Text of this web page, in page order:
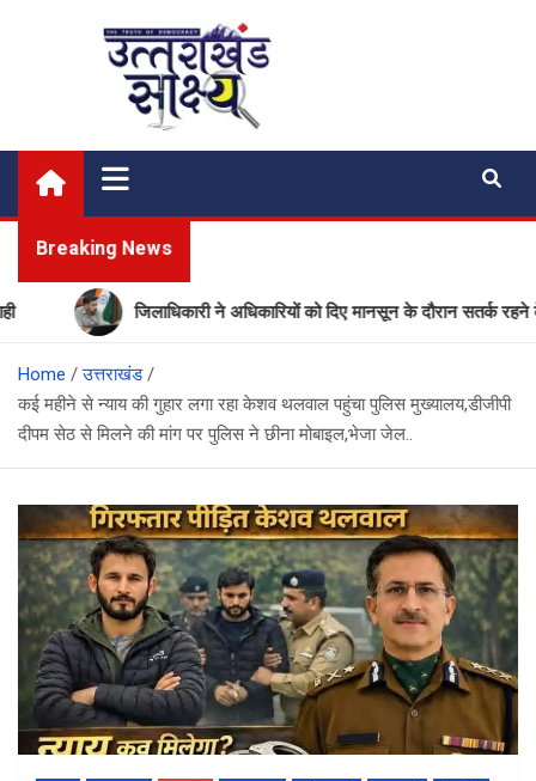
Uttarakhand Shakshya
My News Portal
Breaking News
जिलाधिकारी ने अधिकारियों को दिए मानसून के दौरान सतर्क रहने के
Home
उत्तराखंड
कई महीने से न्याय की गुहार लगा रहा केशव थलवाल पहुंचा पुलिस मुख्यालय,डीजीपी
दीपम सेठ से मिलने की मांग पर पुलिस ने छीना मोबाइल,भेजा जेल..